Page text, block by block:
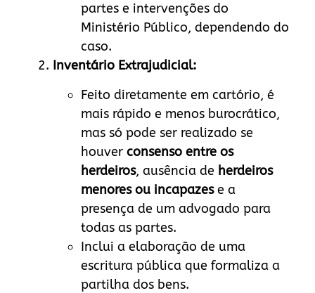
partes e intervenções do
Ministério Público, dependendo do
caso.
Inventário Extrajudicial:
Feito diretamente em cartório, é
mais rápido e menos burocrático,
mas só pode ser realizado se
houver consenso entre os
herdeiros, ausência de herdeiros
menores ou incapazese a
presença de um advogado para
todas as partes.
Inclui a elaboração de uma
escritura pública que formaliza a
partilha dos bens.